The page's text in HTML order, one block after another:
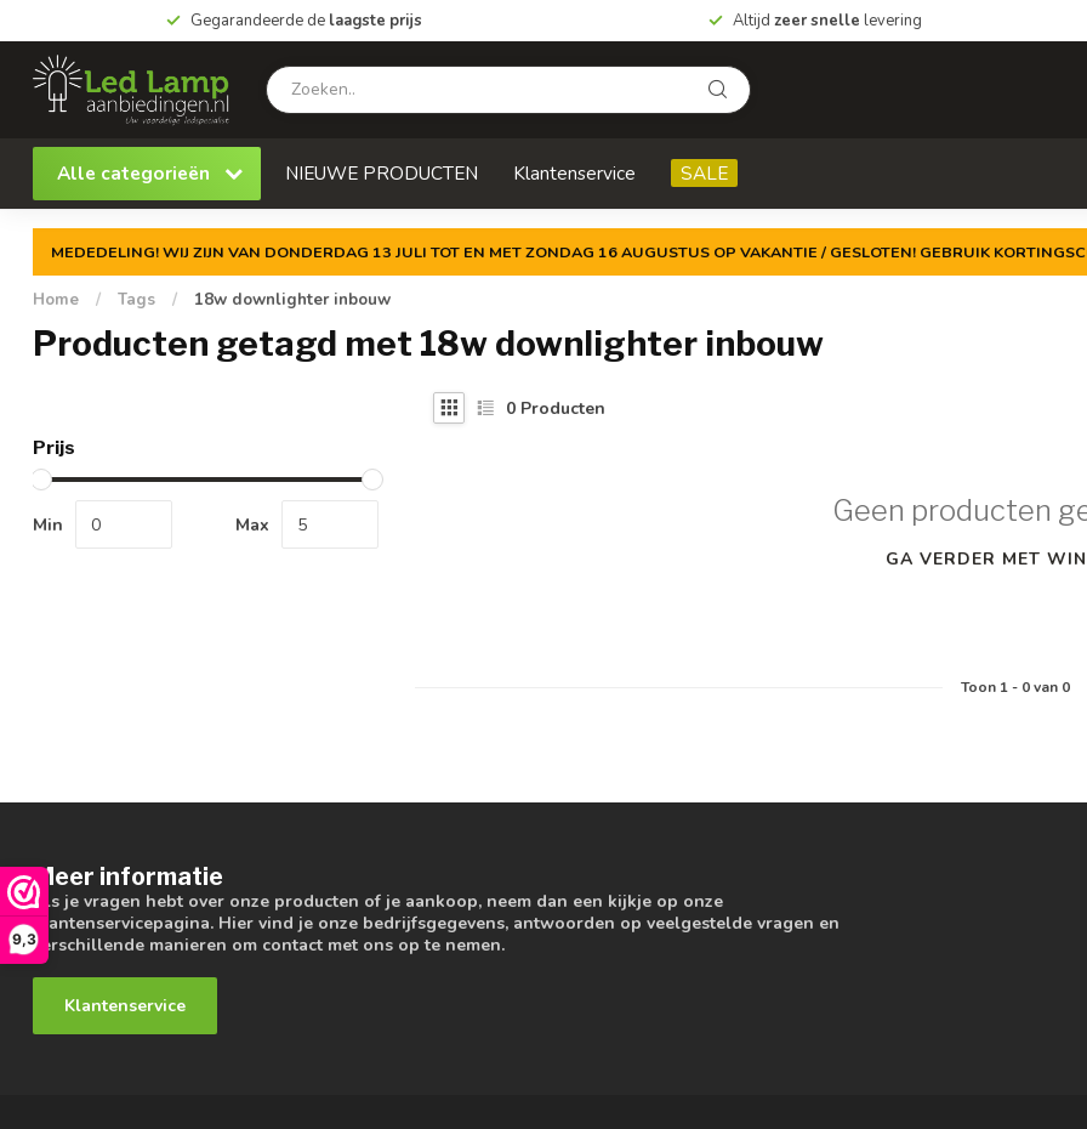
9,3
Gegarandeerde de laagste prijs Altijd zeer snelle levering
Alle categorieën NIEUWE PRODUCTEN Klantenservice SALE
MEDEDELING! WIJ ZIJN VAN DONDERDAG 13 JULI TOT EN MET ZONDAG 16 AUGUSTUS OP VAKANTIE / GESLOTEN! GEBRUIK
Home / Tags / 18w downlighter inbouw
Producten getagd met 18w downlighter inbouw
Prijs
Min Max
0 Producten
Geen producten
GA VERDER MET
Toon 1- 0van 0
Meer informatie
Als je vragen hebt over onze producten of je aankoop, neem dan een kijkje op onze
klantenservicepagina. Hier vind je onze bedrijfsgegevens, antwoorden op veelgestelde vragen en
verschillende manieren om contact met ons op te nemen.
Klantenservice